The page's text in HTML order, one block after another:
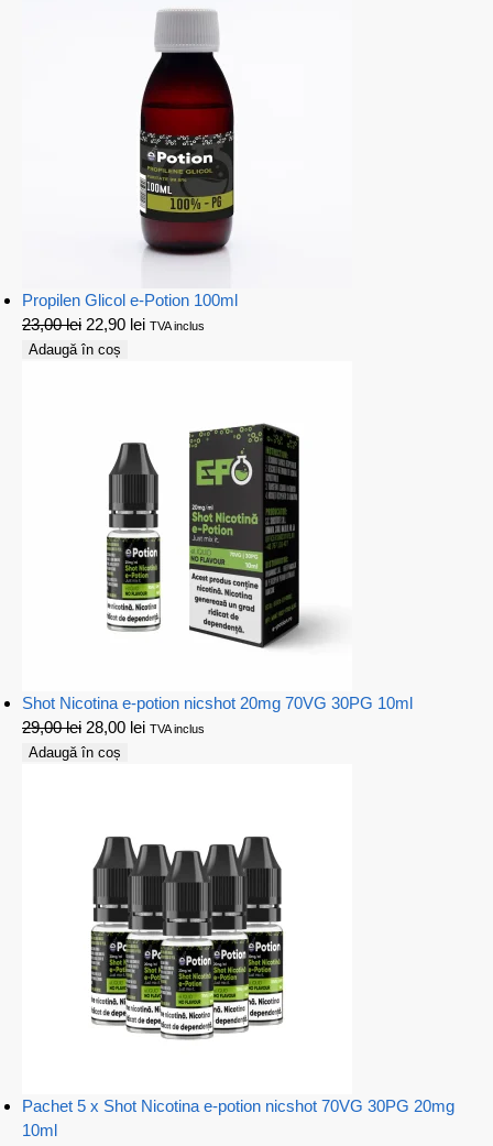
Propilen Glicol e-Potion 100ml
23,00lei 22,90 lei TVA inclus
Adaugă în coș
Shot Nicotina e-potion nicshot 20mg 70VG 30PG 10ml
29,00lei 28,00 lei TVA inclus
Adaugă în coș
Pachet 5 x Shot Nicotina e-potion nicshot 70VG 30PG 20mg
10ml